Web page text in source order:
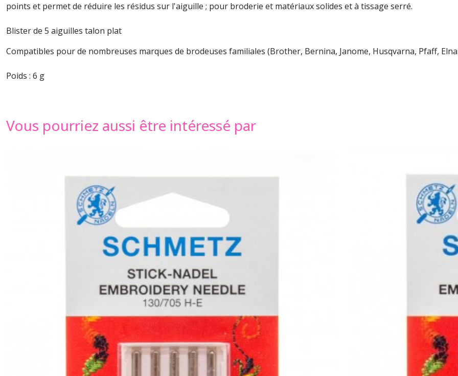
points et permet de réduire les résidus sur l'aiguille ; pour broderie et matériaux solides et à tissage serré.
Blister de 5 aiguilles talon plat
Compatibles pour de nombreuses marques de brodeuses familiales (Brother, Bernina, Janome, Husqvarna, Pfaff,
Poids : 6 g
Vous pourriez aussi être intéressé par